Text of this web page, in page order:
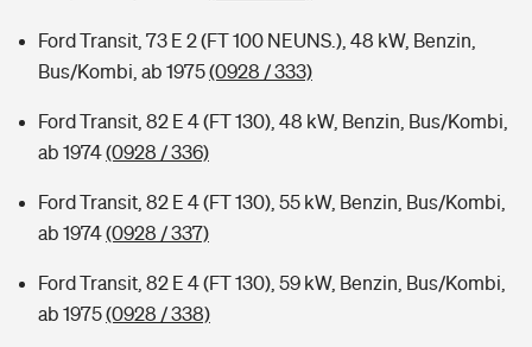
Ford Transit, 73 E 2 (FT 100 NEUNS.), 48 kW, Benzin,
Bus/Kombi, ab 1975(0928 / 333)
Ford Transit, 82 E 4 (FT 130), 48 kW, Benzin, Bus/Kombi,
ab 1974(0928 / 336)
Ford Transit, 82 E 4 (FT 130), 55 kW, Benzin, Bus/Kombi,
ab 1974(0928 / 337)
Ford Transit, 82 E 4 (FT 130), 59 kW, Benzin, Bus/Kombi,
ab 1975(0928 / 338)